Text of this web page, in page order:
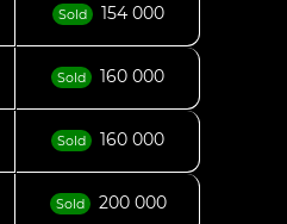
Sold 154 000
Sold 160 000
Sold 160 000
Sold 200 000